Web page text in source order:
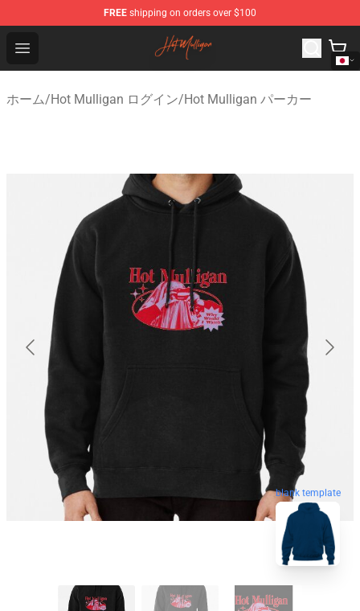
FREE shipping on orders over $100
Open menu
Hot Mulligan Shop - Official Hot Mulligan Merchandise
ホーム/Hot Mulligan ログイン/Hot Mulligan パーカー
blank template